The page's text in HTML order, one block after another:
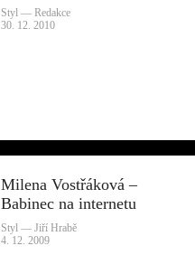
Styl — Redakce
30. 12. 2010
Milena Vostřáková –
Babinec na internetu
Styl — Jiří Hrabě
4. 12. 2009